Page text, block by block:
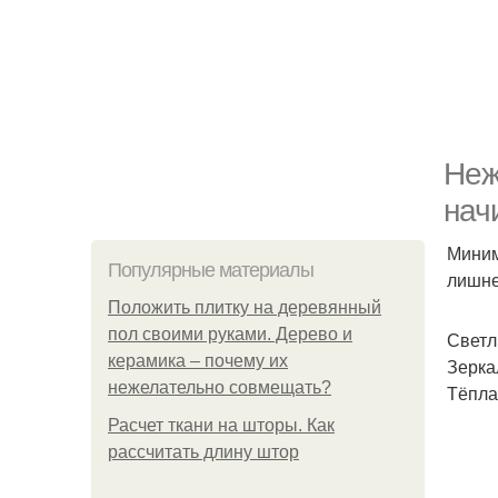
Популярные материалы
Положить плитку на деревянный
пол своими руками. Дерево и
керамика – почему их
нежелательно совмещать?
Расчет ткани на шторы. Как
рассчитать длину штор